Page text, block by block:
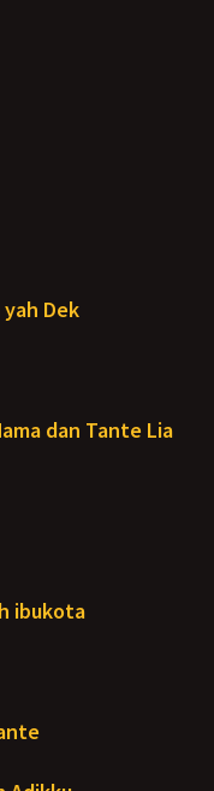
yah Dek
dan Tante Lia
ibukota